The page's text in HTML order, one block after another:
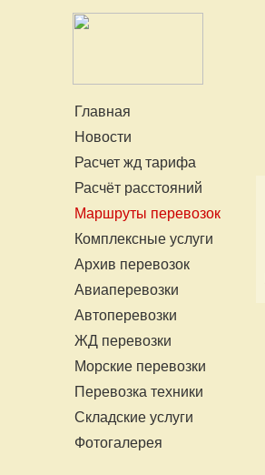
Главная
Новости
Расчет жд тарифа
Расчёт расстояний
Маршруты перевозок
Комплексные услуги
Архив перевозок
Авиаперевозки
Автоперевозки
ЖД перевозки
Морские перевозки
Перевозка техники
Складские услуги
Фотогалерея